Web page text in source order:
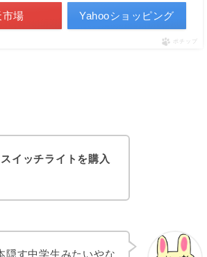
市場 Yahooショッピング
ポチップ
イッチライトを購入
隠す中学生みたいやな